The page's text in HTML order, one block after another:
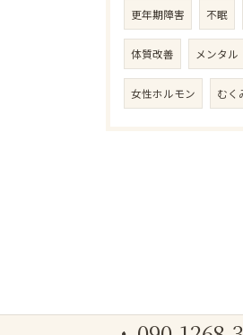
更年期障害 不眠
体質改善 メンタル
女性ホルモン むく